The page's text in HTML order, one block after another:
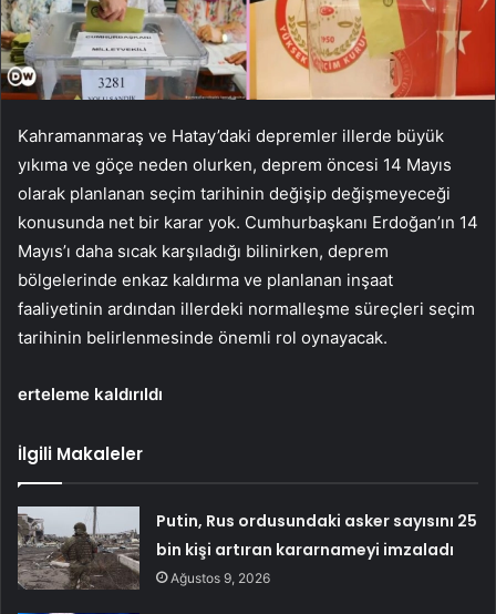
Kahramanmaraş ve Hatay’daki depremler illerde büyük
yıkıma ve göçe neden olurken, deprem öncesi 14 Mayıs
olarak planlanan seçim tarihinin değişip değişmeyeceği
konusunda net bir karar yok. Cumhurbaşkanı Erdoğan’ın 14
Mayıs’ı daha sıcak karşıladığı bilinirken, deprem
bölgelerinde enkaz kaldırma ve planlanan inşaat
faaliyetinin ardından illerdeki normalleşme süreçleri seçim
tarihinin belirlenmesinde önemli rol oynayacak.
erteleme kaldırıldı
İlgili Makaleler
Putin, Rus ordusundaki asker sayısını 25
bin kişi artıran kararnameyi imzaladı
Ağustos 9, 2026